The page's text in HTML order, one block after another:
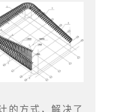
的方式，解决了